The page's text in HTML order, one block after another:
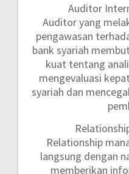
Auditor
Auditor yang
pengawasan
bank syariah
kuat tentang
mengevaluasi
syariah dan
Relationship
langsung dengan
memberikan